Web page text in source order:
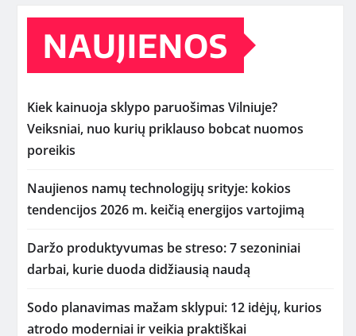
NAUJIENOS
Kiek kainuoja sklypo paruošimas Vilniuje?
Veiksniai, nuo kurių priklauso bobcat nuomos
poreikis
Naujienos namų technologijų srityje: kokios
tendencijos 2026 m. keičią energijos vartojimą
Daržo produktyvumas be streso: 7 sezoniniai
darbai, kurie duoda didžiausią naudą
Sodo planavimas mažam sklypui: 12 idėjų, kurios
atrodo moderniai ir veikia praktiškai